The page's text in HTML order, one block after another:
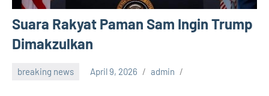
Suara Rakyat Paman Sam Ingin Trump
Dimakzulkan
breaking news April 9, 2026 admin